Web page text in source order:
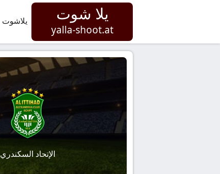
يلا شوت
yalla-shoot.at
يلاشوت
الإتحاد السكندري